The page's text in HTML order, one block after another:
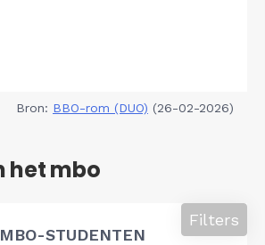
Bron: BBO-rom (DUO) (26-02-2026)
het mbo
STUDENTEN
Filters